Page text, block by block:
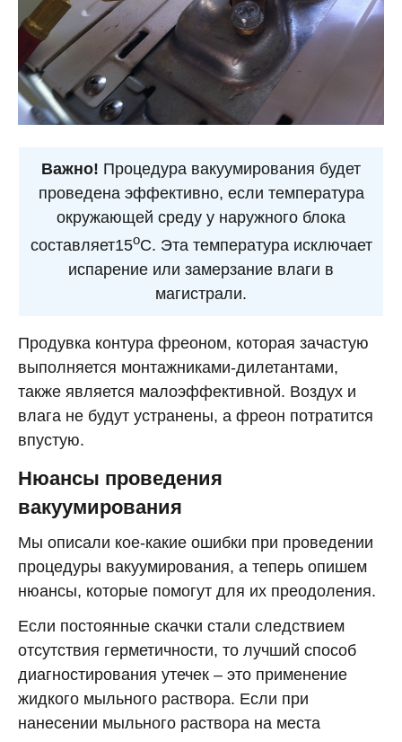
Важно! Процедура вакуумирования будет
проведена эффективно, если температура
окружающей среду у наружного блока
составляет15оС. Эта температура исключает
испарение или замерзание влаги в
магистрали.
Продувка контура фреоном, которая зачастую
выполняется монтажниками-дилетантами,
также является малоэффективной. Воздух и
влага не будут устранены, а фреон потратится
впустую.
Нюансы проведения
вакуумирования
Мы описали кое-какие ошибки при проведении
процедуры вакуумирования, а теперь опишем
нюансы, которые помогут для их преодоления.
Если постоянные скачки стали следствием
отсутствия герметичности, то лучший способ
диагностирования утечек – это применение
жидкого мыльного раствора. Если при
нанесении мыльного раствора на места